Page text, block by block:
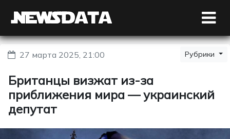
27 марта 2025, 21:00 Рубрики
Британцы визжат из-за
приближения мира — украинский
депутат